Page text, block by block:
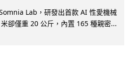
Lab，研發出首款 AI 性愛機械
卻僅重 20 公斤，內置 165 種親密...